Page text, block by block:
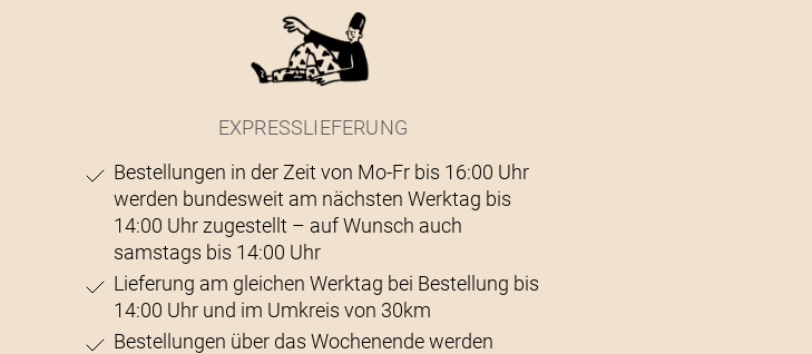
EXPRESSLIEFERUNG
Bestellungen in der Zeit von Mo-Fr bis 16:00 Uhr
werden bundesweit am nächsten Werktag bis
14:00 Uhr zugestellt – auf Wunsch auch
samstags bis 14:00 Uhr
Lieferung am gleichen Werktag bei Bestellung bis
14:00 Uhr und im Umkreis von 30km
Bestellungen über das Wochenende werden